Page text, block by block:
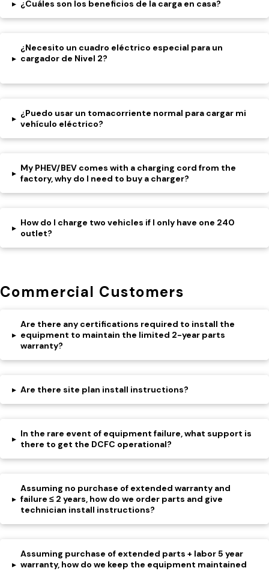
▸ ¿Cuáles son los beneficios de la carga en casa?
▸
¿Necesito un cuadro eléctrico especial para un
cargador de Nivel 2?
▸ ¿Puedo usar un tomacorriente normal para cargar mi
vehículo eléctrico?
▸ My PHEV/BEV comes with a charging cord from the
factory, why do I need to buy a charger?
▸ How do I charge two vehicles if I only have one 240
outlet?
Commercial Customers
▸
Are there any certifications required to install the
equipment to maintain the limited 2-year parts
warranty?
▸ Are there site plan install instructions?
▸ In the rare event of equipment failure, what support is
there to get the DCFC operational?
▸
Assuming no purchase of extended warranty and
failure ≤ 2 years, how do we order parts and give
technician install instructions?
▸
Assuming purchase of extended parts + labor 5 year
warranty, how do we keep the equipment maintained